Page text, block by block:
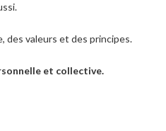
des valeurs et des principes.
et collective.